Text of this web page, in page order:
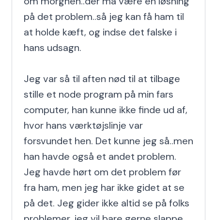
på det problem..så jeg kan få ham til
at holde kæft, og indse det falske i
hans udsagn.
Jeg var så til aften nød til at tilbage
stille et node program på min fars
computer, han kunne ikke finde ud af,
hvor hans værktøjslinje var
forsvundet hen. Det kunne jeg så..men
han havde også et andet problem.
Jeg havde hørt om det problem før
fra ham, men jeg har ikke gidet at se
på det. Jeg gider ikke altid se på folks